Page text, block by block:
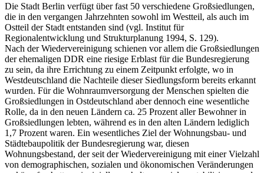
Die Stadt Berlin verfügt über fast 50 verschiedene Großsiedlungen,
die in den vergangen Jahrzehnten sowohl im Westteil, als auch im
Ostteil der Stadt entstanden sind (vgl. Institut für
Regionalentwicklung und Strukturplanung 1994, S. 129).
Nach der Wiedervereinigung schienen vor allem die Großsiedlungen
der ehemaligen DDR eine riesige Erblast für die Bundesregierung
zu sein, da ihre Errichtung zu einem Zeitpunkt erfolgte, wo in
Westdeutschland die Nachteile dieser Siedlungsform bereits erkannt
wurden. Für die Wohnraumversorgung der Menschen spielten die
Großsiedlungen in Ostdeutschland aber dennoch eine wesentliche
Rolle, da in den neuen Ländern ca. 25 Prozent aller Bewohner in
Großsiedlungen lebten, während es in den alten Ländern lediglich
1,7 Prozent waren. Ein wesentliches Ziel der Wohnungsbau- und
Städtebaupolitik der Bundesregierung war, diesen
Wohnungsbestand, der seit der Wiedervereinigung mit einer Vielzahl
von demographischen, sozialen und ökonomischen Veränderungen